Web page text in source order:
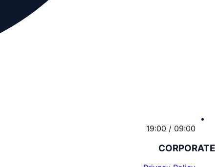
09:00 / 19:00
CORPORATE